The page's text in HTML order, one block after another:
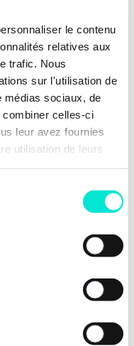
le contenu
relatives aux
trafic. Nous
sur l'utilisation de
médias sociaux, de
combiner celles-ci
leur avez fournies
utilisation de leurs
on
il y
,